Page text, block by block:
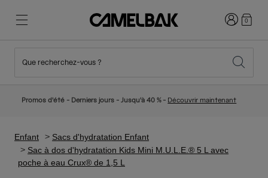
Nouveautés
Randonnée
Abandonner le tout Jetable
Connexion
0
Que recherchez-vous ?
Promos d'été - Derniers jours - Jusqu'à 40 % - Découvrir maintenant
Enfant
Sacs d'hydratation Enfant
Sac à dos d'hydratation Kids Mini M.U.L.E.® 5 L avec
poche à eau Crux® de 1,5 L